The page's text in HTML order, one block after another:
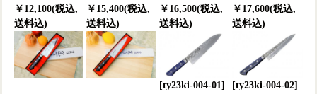
￥12,100(税込,
送料込)
￥15,400(税込,
送料込)
￥16,500(税込,
送料込)
￥17,600(税込,
送料込)
[ty23ki-004-01]
[ty23ki-004-02]